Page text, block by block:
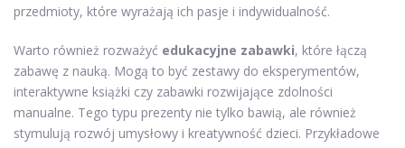
przedmioty, które wyrażają ich pasje i indywidualność.
Warto również rozważyć edukacyjne zabawki, które łączą
zabawę z nauką. Mogą to być zestawy do eksperymentów,
interaktywne książki czy zabawki rozwijające zdolności
manualne. Tego typu prezenty nie tylko bawią, ale również
stymulują rozwój umysłowy i kreatywność dzieci. Przykładowe